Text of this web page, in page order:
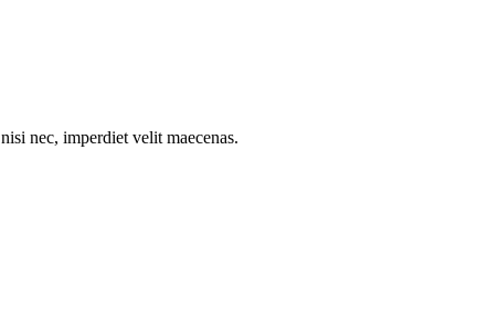
nec, imperdiet velit maecenas.